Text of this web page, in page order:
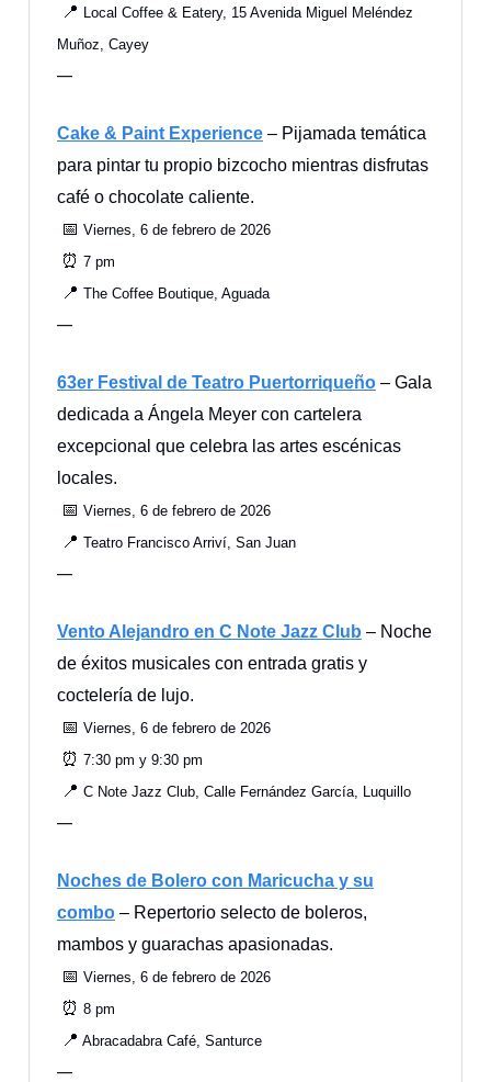
📍
Local Coffee & Eatery, 15 Avenida Miguel Meléndez
Muñoz, Cayey
—
Cake & Paint Experience – Pijamada temática
para pintar tu propio bizcocho mientras disfrutas
café o chocolate caliente.
📅 Viernes, 6 de febrero de 2026
⏰ 7 pm
📍 The Coffee Boutique, Aguada
—
63er Festival de Teatro Puertorriqueño – Gala
dedicada a Ángela Meyer con cartelera
excepcional que celebra las artes escénicas
locales.
📅 Viernes, 6 de febrero de 2026
📍 Teatro Francisco Arriví, San Juan
—
Vento Alejandro en C Note Jazz Club – Noche
de éxitos musicales con entrada gratis y
coctelería de lujo.
📅 Viernes, 6 de febrero de 2026
⏰ 7:30 pm y 9:30 pm
📍 C Note Jazz Club, Calle Fernández García, Luquillo
—
Noches de Bolero con Maricucha y su
combo – Repertorio selecto de boleros,
mambos y guarachas apasionadas.
📅 Viernes, 6 de febrero de 2026
⏰ 8 pm
📍 Abracadabra Café, Santurce
—